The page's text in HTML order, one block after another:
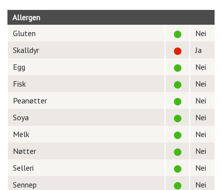
Allergen
Gluten
Nei
Skalldyr
Ja
Egg
Nei
Fisk
Nei
Peanøtter
Nei
Soya
Nei
Melk
Nei
Nøtter
Nei
Selleri
Nei
Sennep
Nei